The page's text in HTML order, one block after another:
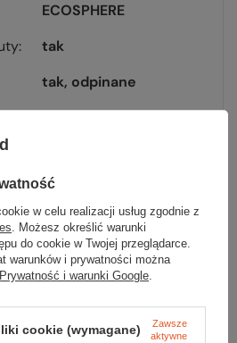
ECOSPHERE
tak
tak, odpinane
wszystko
w celu realizacji usług zgodnie z
. Możesz określić warunki
do cookie w Twojej przeglądarce.
warunków i prywatności można
Prywatność i warunki Google.
cookie (wymagane)
Zawsze
aktywne